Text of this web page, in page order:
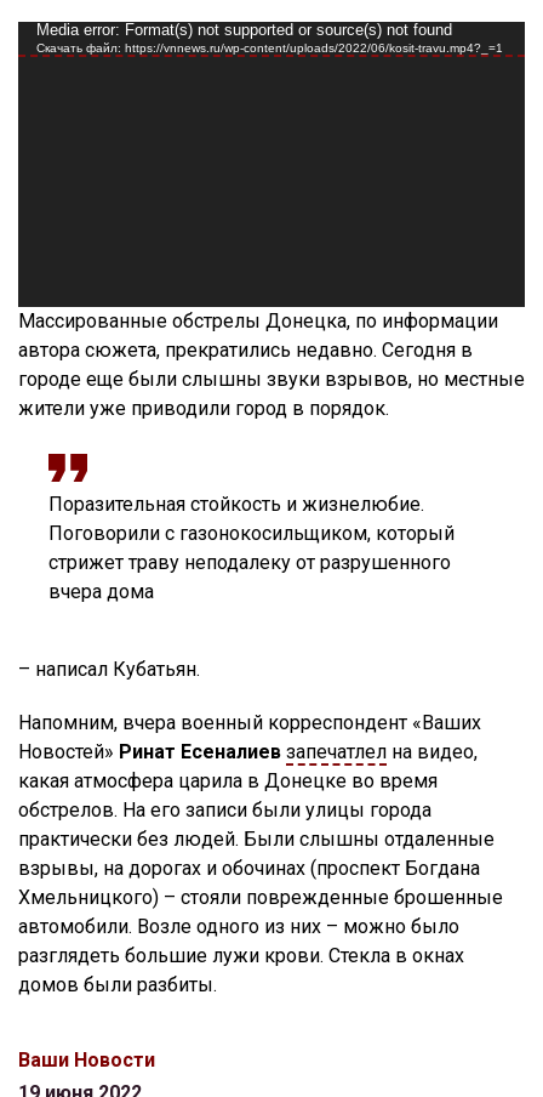
Видеоплеер
Media error: Format(s) not supported or source(s) not found
Скачать файл: https://vnnews.ru/wp-content/uploads/2022/06/kosit-travu.mp4?_=1
Массированные обстрелы Донецка, по информации
автора сюжета, прекратились недавно. Сегодня в
городе еще были слышны звуки взрывов, но местные
жители уже приводили город в порядок.
Поразительная стойкость и жизнелюбие.
Поговорили с газонокосильщиком, который
стрижет траву неподалеку от разрушенного
вчера дома
– написал Кубатьян.
Напомним, вчера военный корреспондент «Ваших
Новостей» Ринат Есеналиев запечатлел на видео,
какая атмосфера царила в Донецке во время
обстрелов. На его записи были улицы города
практически без людей. Были слышны отдаленные
взрывы, на дорогах и обочинах (проспект Богдана
Хмельницкого) – стояли поврежденные брошенные
автомобили. Возле одного из них – можно было
разглядеть большие лужи крови. Стекла в окнах
домов были разбиты.
Ваши Новости
19 июня 2022